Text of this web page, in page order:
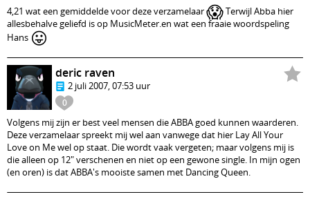
4,21 wat een gemiddelde voor deze verzamelaar😱Terwijl Abba hier
allesbehalve geliefd is op MusicMeter.en wat een fraaie woordspeling
Hans 😛
0
deric raven
2 juli 2007, 07:53 uur
Volgens mij zijn er best veel mensen die ABBA goed kunnen waarderen.
Deze verzamelaar spreekt mij wel aan vanwege dat hier Lay All Your
Love on Me wel op staat. Die wordt vaak vergeten; maar volgens mij is
die alleen op 12" verschenen en niet op een gewone single. In mijn ogen
(en oren) is dat ABBA's mooiste samen met Dancing Queen.